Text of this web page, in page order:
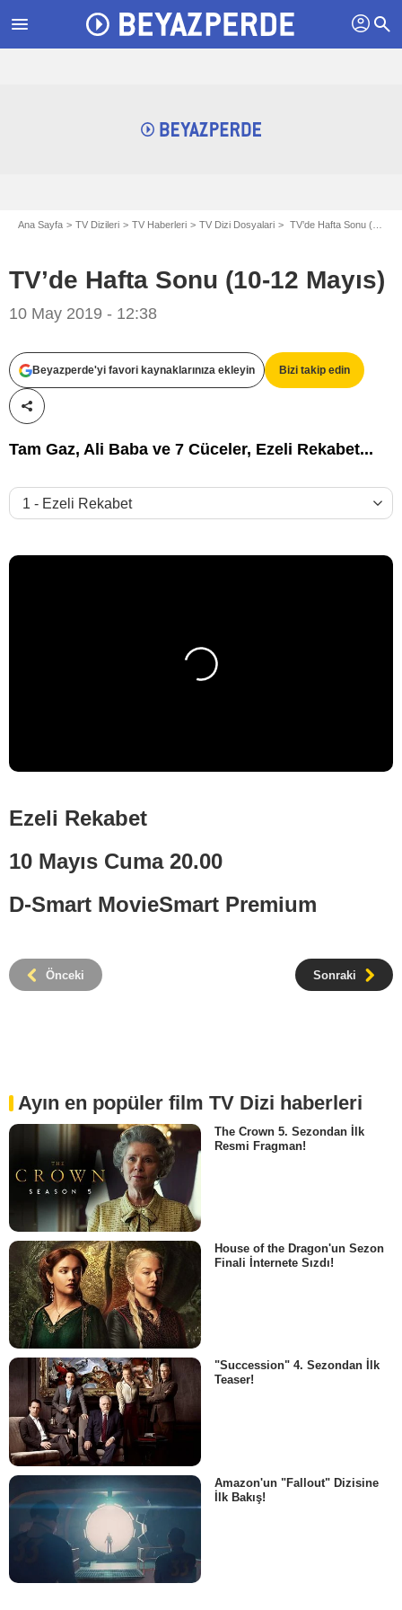
menu profil search
Ana Sayfa TV Dizileri TV Haberleri TV Dizi Dosyalari TV’de Hafta Sonu (10-12 Mayıs)
TV’de Hafta Sonu (10-12 Mayıs)
10 May 2019 - 12:38
Beyazperde'yi favori kaynaklarınıza ekleyin Bizi takip edin
Paylaş!
Tam Gaz, Ali Baba ve 7 Cüceler, Ezeli Rekabet...
Ezeli Rekabet
10 Mayıs Cuma 20.00
D-Smart MovieSmart Premium
Önceki Sonraki
Ayın en popüler film TV Dizi haberleri
The Crown 5. Sezondan İlk
Resmi Fragman!
House of the Dragon'un Sezon
Finali İnternete Sızdı!
"Succession" 4. Sezondan İlk
Teaser!
Amazon'un "Fallout" Dizisine
İlk Bakış!